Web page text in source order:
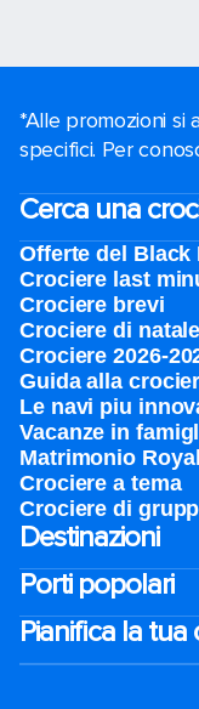
*Alle promozioni si
specifici. Per
Cerca una
Offerte del Black
Crociere last
Crociere brevi​
Crociere di natale​
Crociere 2026-
Guida alla
Le navi piu
Vacanze in
Matrimonio Royal
Crociere a tema
Crociere di
Destinazioni
Porti popolari
Pianifica la tua